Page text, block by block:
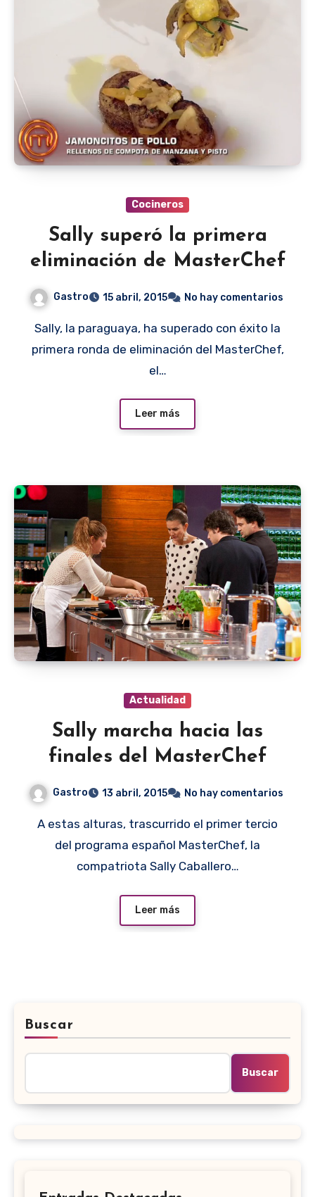
Cocineros
Sally superó la primera
eliminación de MasterChef
Gastro 15 abril, 2015 No hay comentarios
Sally, la paraguaya, ha superado con éxito la
primera ronda de eliminación del MasterChef,
el…
Leer más
Actualidad
Sally marcha hacia las
finales del MasterChef
Gastro 13 abril, 2015 No hay comentarios
A estas alturas, trascurrido el primer tercio
del programa español MasterChef, la
compatriota Sally Caballero…
Leer más
Buscar
Buscar